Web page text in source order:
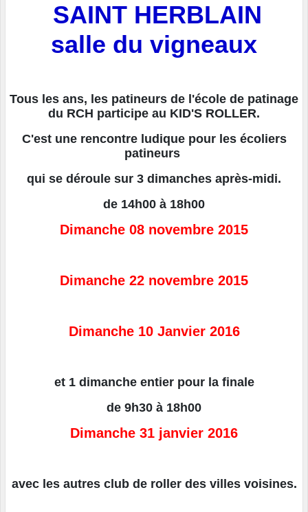
SAINT HERBLAIN
salle du vigneaux
Tous les ans, les patineurs de l'école de patinage
du RCH participe au KID'S ROLLER.
C'est une rencontre ludique pour les écoliers
patineurs
qui se déroule sur 3 dimanches après-midi.
de 14h00 à 18h00
Dimanche 08 novembre 2015
Dimanche 22 novembre 2015
Dimanche 10 Janvier 2016
et 1 dimanche entier pour la finale
de 9h30 à 18h00
Dimanche 31 janvier 2016
avec les autres club de roller des villes voisines.